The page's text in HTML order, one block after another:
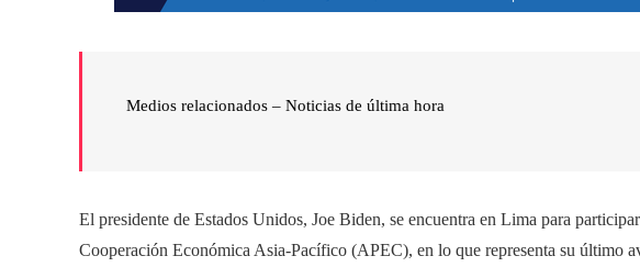
Medios relacionados – Noticias de última hora
El presidente de Estados Unidos, Joe Biden, se encuentra en Lima para
Cooperación Económica Asia-Pacífico (APEC), en lo que representa su último